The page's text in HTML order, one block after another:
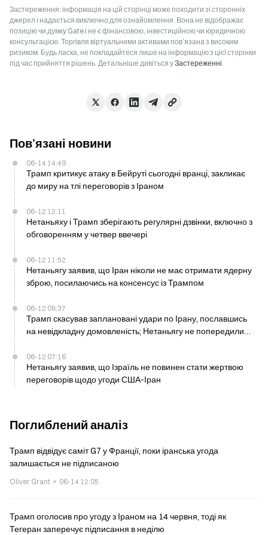
Застереження: інформація на цій сторінці може походити зі сторонніх
джерел і надається виключно для ознайомлення. Вона не відображає
позицію чи думку Gate і не є фінансовою, інвестиційною чи юридичною
консультацією. Торгівля віртуальними активами пов’язана з високим
ризиком. Будь ласка, не покладайтеся лише на інформацію з цієї сторінки
під час прийняття рішень. Детальніше дивіться уЗастереженні.
Пов’язані новини
06-14 14:49
Трамп критикує атаку в Бейруті сьогодні вранці, закликає
до миру на тлі переговорів з Іраном
06-12 12:11
Нетаньяху і Трамп зберігають регулярні дзвінки, включно з
обговоренням у четвер ввечері
06-12 11:52
Нетаньягу заявив, що Іран ніколи не має отримати ядерну
зброю, посилаючись на консенсус із Трампом
06-12 08:37
Трамп скасував заплановані удари по Ірану, пославшись
на невідкладну домовленість; Нетаньягу не попередили
06-12 07:16
Нетаньягу заявив, що Ізраїль не повинен стати жертвою
переговорів щодо угоди США-Іран
Поглиблений аналіз
Трамп відвідує саміт G7 у Франції, поки іранська угода
залишається не підписаною
Oliver Grant 06-14 12:05
Трамп оголосив про угоду з Іраном на 14 червня, тоді як
Тегеран заперечує підписання в неділю